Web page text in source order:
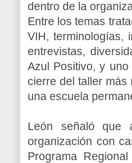
dentro de la
Entre los temas
VIH, terminologías,
entrevistas,
Azul Positivo, y
cierre del taller
una escuela
León señaló que
organización con
Programa